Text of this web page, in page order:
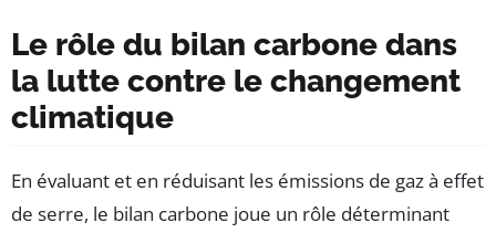
Le rôle du bilan carbone dans
la lutte contre le changement
climatique
En évaluant et en réduisant les émissions de gaz à effet
de serre, le bilan carbone joue un rôle déterminant